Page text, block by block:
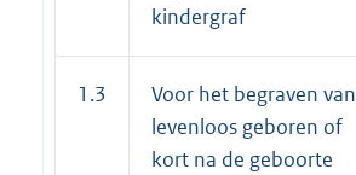
kindergraf
1.3
Voor het begraven van
levenloos geboren of
kort na de geboorte